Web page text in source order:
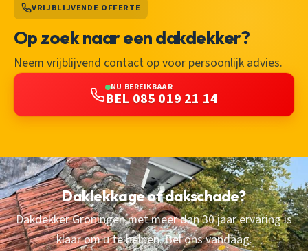
VRIJBLIJVENDE OFFERTE
Op zoek naar een dakdekker?
Neem vrijblijvend contact op voor persoonlijk advies.
NU BEREIKBAAR
BEL 085 019 21 14
Daklekkage of dakschade?
Dakdekker Groningen met meer dan 30 jaar ervaring is
klaar om u te helpen. Bel ons vandaag.